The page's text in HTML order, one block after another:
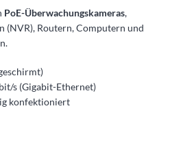
PoE-Überwachungskameras,
(NVR), Routern, Computern und
s (Gigabit-Ethernet)
konfektioniert